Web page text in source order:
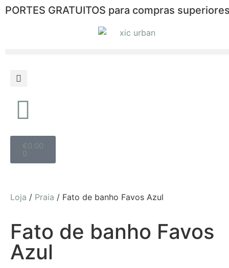
PORTES GRATUITOS para compras
€0.00
0
Loja / Praia / Fato de banho Favos Azul
Fato de banho Favos
Azul